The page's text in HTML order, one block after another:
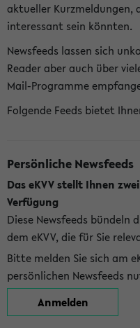
aktueller Kurzmeldungen,
interessant sein könnten.
Newsfeeds lassen sich
Reader aber auch über
Mail-Programme
Folgende Feeds bietet
Persönliche Newsfeeds
Das eKVV stellt Ihnen
Verfügung
Diese Newsfeeds
dem eKVV, die für Sie
Bitte melden Sie sich am
persönlichen Newsfeeds
Anmelden